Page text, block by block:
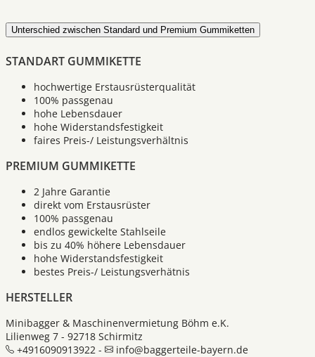
Unterschied zwischen Standard und Premium Gummiketten
STANDART GUMMIKETTE
hochwertige Erstausrüsterqualität
100% passgenau
hohe Lebensdauer
hohe Widerstandsfestigkeit
faires Preis-/ Leistungsverhältnis
PREMIUM GUMMIKETTE
2 Jahre Garantie
direkt vom Erstausrüster
100% passgenau
endlos gewickelte Stahlseile
bis zu 40% höhere Lebensdauer
hohe Widerstandsfestigkeit
bestes Preis-/ Leistungsverhätnis
HERSTELLER
Minibagger & Maschinenvermietung Böhm e.K.
Lilienweg 7 - 92718 Schirmitz
+4916090913922 -
info@baggerteile-bayern.de